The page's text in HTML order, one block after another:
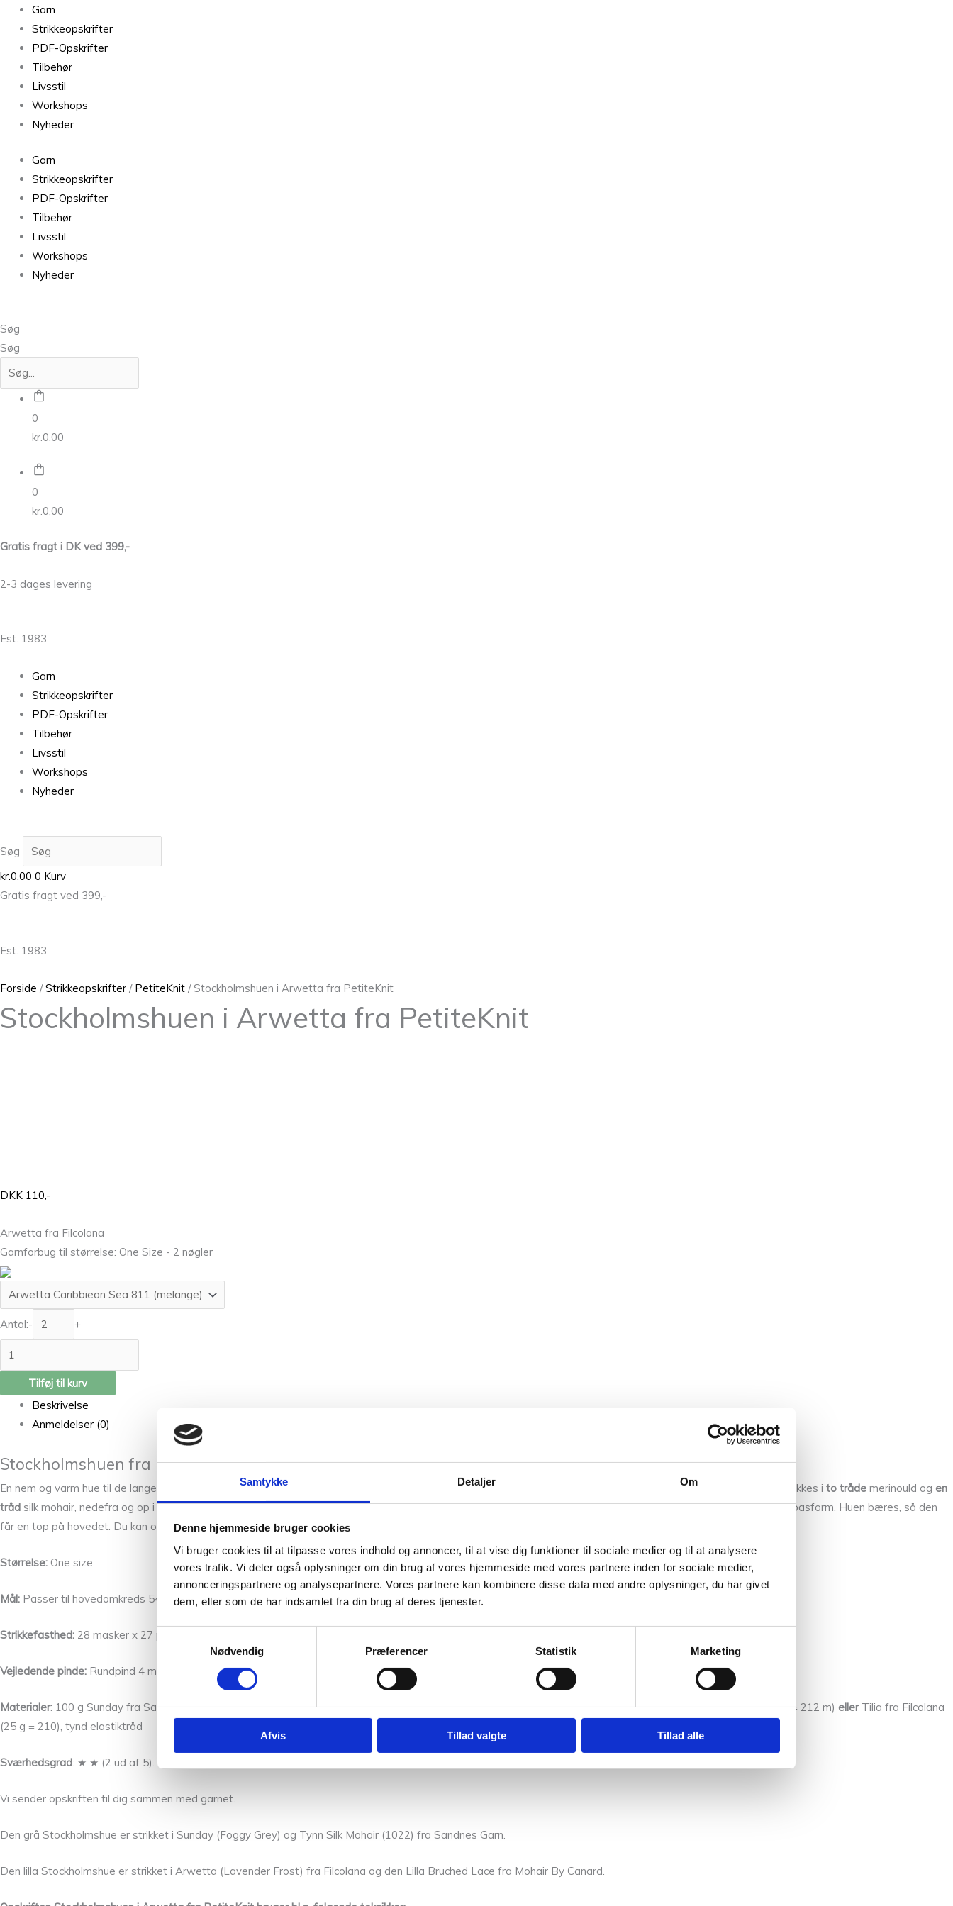
Samtykke Detaljer Om
Denne hjemmeside bruger cookies
Vi bruger cookies til at tilpasse vores indhold og annoncer, til at vise dig funktioner til sociale medier og til at analysere
vores trafik. Vi deler også oplysninger om din brug af vores hjemmeside med vores partnere inden for sociale medier,
annonceringspartnere og analysepartnere. Vores partnere kan kombinere disse data med andre oplysninger, du har givet
dem, eller som de har indsamlet fra din brug af deres tjenester.
Samtykkevalg
Nødvendig
Præferencer Statistik Marketing
Afvis Tillad valgte Tillad alle
Garn
Strikkeopskrifter
PDF-Opskrifter
Tilbehør
Livsstil
Workshops
Nyheder
Garn
Strikkeopskrifter
PDF-Opskrifter
Tilbehør
Livsstil
Workshops
Nyheder
Søg
Søg
0
kr.0,00
0
kr.0,00
Gratis fragt i DK ved 399,-
2-3 dages levering
Est. 1983
Garn
Strikkeopskrifter
PDF-Opskrifter
Tilbehør
Livsstil
Workshops
Nyheder
Søg
kr.0,00 0 Kurv
Gratis fragt ved 399,-
Est. 1983
Forside /Strikkeopskrifter / PetiteKnit / Stockholmshuen i Arwetta fra PetiteKnit
Stockholmshuen i Arwetta fra PetiteKnit
DKK 110,-
Arwetta fra Filcolana
Garnforbug til størrelse: One Size - 2 nøgler
Antal:- +
Stockholmshuen
Arwetta
PetiteKnit
antal
Tilføj til kurv
Beskrivelse
Anmeldelser (0)
Stockholmshuen fra PetiteKnit m. garn
En nem og varm hue til de lange og kolde vintermåneder. Stockholmshuen er en tyk og varm hue, der er inspireret af modebilledet i Stockholm. Stockholmshuen strikkes i to tråde merinould og en
tråd silk mohair, nedefra og op i rib. For at opnå en pæn tæt rib i brug, justeres huens størrelse med en indvendig elastik. Dette sikrer samtidig en god og blivende pasform. Huen bæres, så den
får en top på hovedet. Du kan også købe Stockholmshuen iSunday, Tynn Silk Mohair
Størrelse: One size
Mål: Passer til hovedomkreds 54 – 60 cm
Strikkefasthed: 28 masker x 27 pinde i rib (1 r,1 vr) på pind 4 mm = 10 x 10 cm
Vejledende pinde: Rundpind 4 mm (40 cm), strømpepinde 4 mm – find dine pindeher
Materialer: 100 g Sunday fra Sandnes Garn (50 g = 235 m)ellerArwetta fra Filcolana (50 g = 210 m)sammen med25 g Tynn Silk Mohair fra Sandnes Garn (25 g = 212 m) ellerTilia fra Filcolana
(25 g = 210), tynd elastiktråd
Sværhedsgrad: ★ ★ (2 ud af 5).
Vi sender opskriften til dig sammen med garnet.
Den grå Stockholmshue er strikket i Sunday (Foggy Grey) og Tynn Silk Mohair (1022) fra Sandnes Garn.
Den lilla Stockholmshue er strikket i Arwetta (Lavender Frost) fra Filcolana og den Lilla Bruched Lace fra Mohair By Canard.